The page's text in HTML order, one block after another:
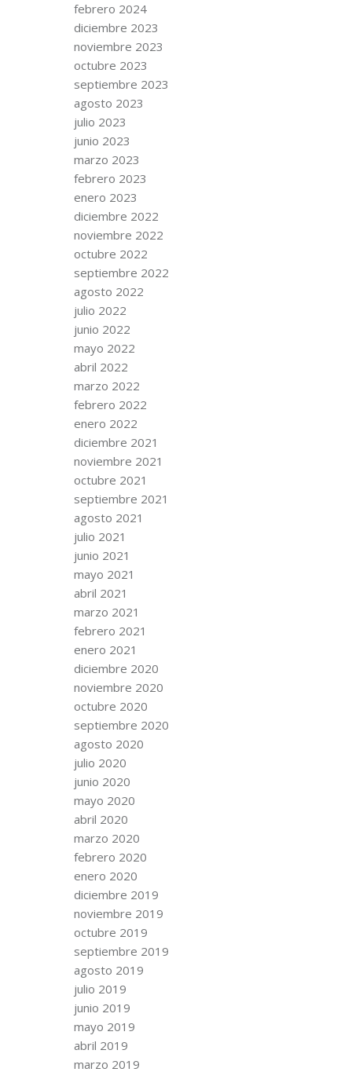
febrero 2024
diciembre 2023
noviembre 2023
octubre 2023
septiembre 2023
agosto 2023
julio 2023
junio 2023
marzo 2023
febrero 2023
enero 2023
diciembre 2022
noviembre 2022
octubre 2022
septiembre 2022
agosto 2022
julio 2022
junio 2022
mayo 2022
abril 2022
marzo 2022
febrero 2022
enero 2022
diciembre 2021
noviembre 2021
octubre 2021
septiembre 2021
agosto 2021
julio 2021
junio 2021
mayo 2021
abril 2021
marzo 2021
febrero 2021
enero 2021
diciembre 2020
noviembre 2020
octubre 2020
septiembre 2020
agosto 2020
julio 2020
junio 2020
mayo 2020
abril 2020
marzo 2020
febrero 2020
enero 2020
diciembre 2019
noviembre 2019
octubre 2019
septiembre 2019
agosto 2019
julio 2019
junio 2019
mayo 2019
abril 2019
marzo 2019